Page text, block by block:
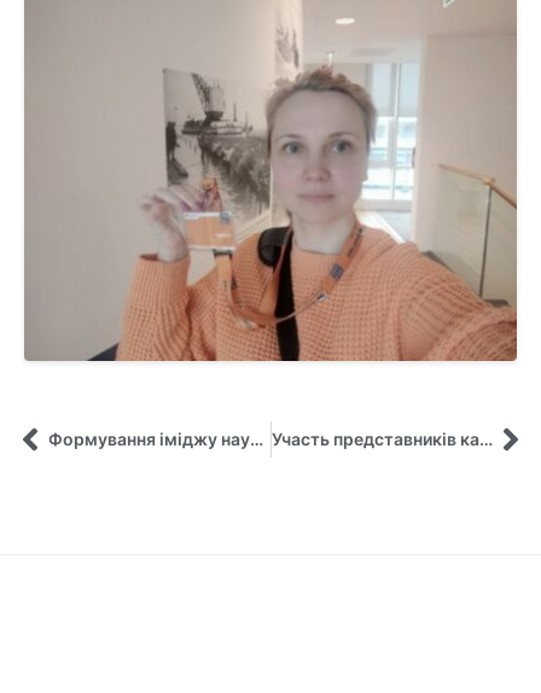
Формування іміджу науковця в науковому середовищі! Участь представників кафедри у Круглому столі «Нові тенденції у підготовці здобувачів вищої освіти за спеціальністю 281 «Публічне управління і адміністрування»